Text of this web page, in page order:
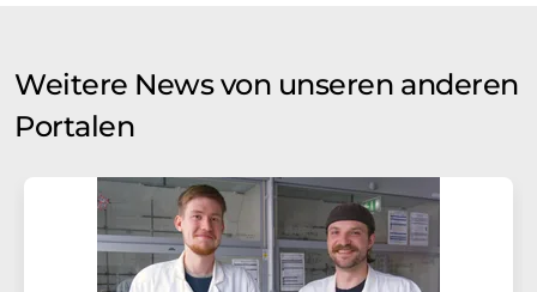
Weitere News von unseren anderen
Portalen